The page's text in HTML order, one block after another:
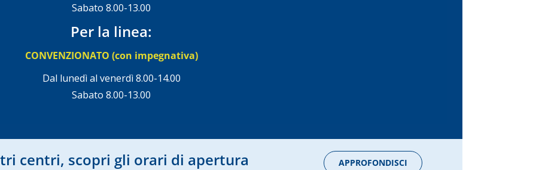
Sabato 8.00-13.00​
Per la linea:
CONVENZIONATO (con impegnativa)
Dal lunedì al venerdì 8.00-14.00
Sabato 8.00-13.00
centri, scopri gli orari di apertura APPROFONDISCI